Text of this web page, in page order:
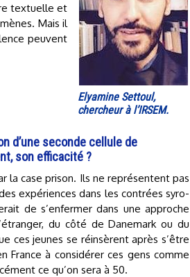
Elyamine Settoul,
chercheur à l’IRSEM.
textuelle et
Mais il
peuvent
d’une seconde cellule de
son efficacité ?
la case prison. Ils ne représentent pas
expériences dans les contrées syro-
de s’enfermer dans une approche
du côté de Danemark ou du
ces jeunes se réinsèrent après s’être
à considérer ces gens comme
ce qu’on sera à 50.